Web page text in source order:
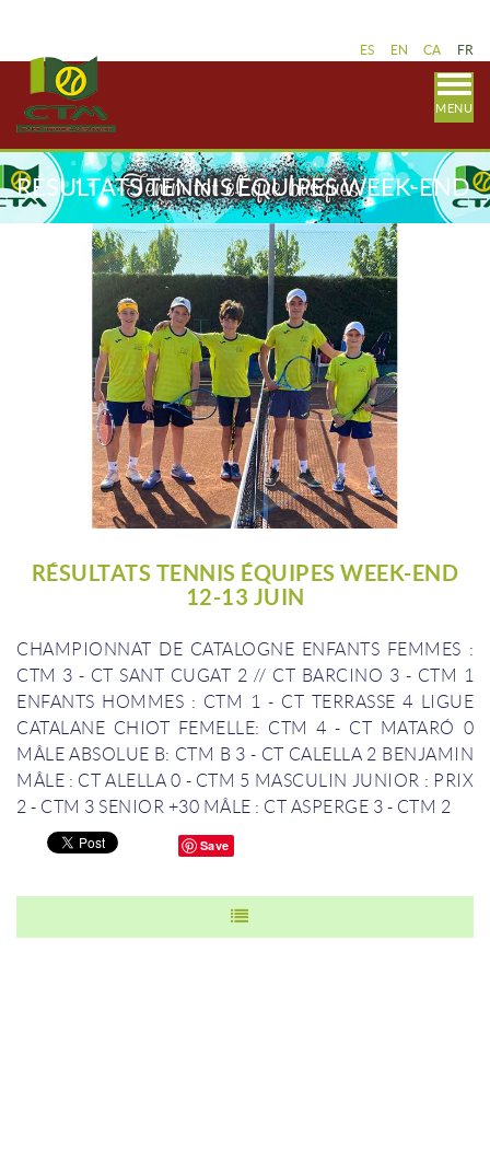
ES EN CA FR
MENU
RÉSULTATS TENNIS ÉQUIPES WEEK-END
12-13 JUIN
RÉSULTATS TENNIS ÉQUIPES WEEK-END
12-13 JUIN
CHAMPIONNAT DE CATALOGNE ENFANTS FEMMES :
CTM 3 - CT SANT CUGAT 2 // CT BARCINO 3 - CTM 1
ENFANTS HOMMES : CTM 1 - CT TERRASSE 4
LIGUE
CATALANE CHIOT FEMELLE: CTM 4 - CT MATARÓ 0
MÂLE ABSOLUE B: CTM B 3 - CT CALELLA 2 BENJAMIN
MÂLE : CT ALELLA 0 - CTM 5 MASCULIN JUNIOR : PRIX
2 - CTM 3 SENIOR +30 MÂLE : CT ASPERGE 3 - CTM 2
Save